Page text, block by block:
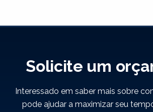
Solicite um
Interessado em saber mais sobre
pode ajudar a maximizar seu